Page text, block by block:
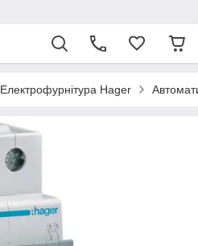
Електрофурнітура Hager